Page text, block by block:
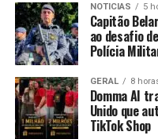
NOTICIAS 5
Capitão
ao desafio
Polícia
GERAL 8
Domma AI
Unido que
TikTok Shop